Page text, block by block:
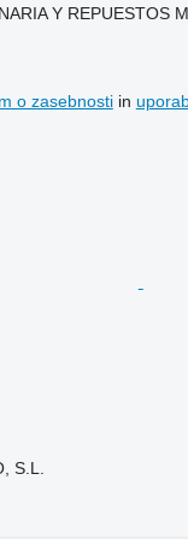
Y REPUESTOS
o zasebnostiin
S.L.